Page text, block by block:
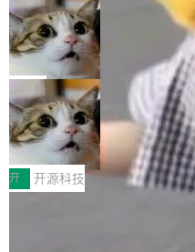
现实 过去两年，CIO们的焦虑
一是如何让大模型和智能体应
向生产，二是如何让测试团队
设置，如果用布尔值 + 可空
ean 表示是否可切换，nullable
色方案、深色方案——会产生大
合。方案缺了、配置冲突了、
哪些组合有效，作者说，你得
者部落知识"。 换个写法。
变体：Switchable...
个"AI 知识库 + 聊天机器人
做，没什么新鲜的。 但
r 上把事情说清楚了： 今天我
re OS，一个带连接器的聊天机
有科技公司做的一样。只不过
样。这是 Sandstorm.io 的重制
那个创业公司。不同的是，这
lare Workers 上——我花了九年
——并且深度集成了 AI。这基
Deno 团队开源 Celld，可自
布式 Durable Objects
Ryan Dahl 领导的 Deno 团队
目 Celld，一个能在自己机器
Workers 和 Durable Objects
计思路很直接：每个对象是一
数据库，按名称寻址，复制到
存储库里。节点之间只通过这
没有控制平面，没有共识协议
个小型数据库，应用天然按分
库的竞争和爆炸半径问题在设
局
鲁大师7月新机性能/流畅/AI
性能、流畅双第一，三星
新折叠缺席
2026年7月的手机市场，由于
增，手机厂商的日子也不好过
放缓，因此硝烟味淡了许多。
高价的三星折叠（三星Galaxy
Fold8 / Z Flip8）外，其余要
开 开源科技
Zed 编辑器团队发布了新项目